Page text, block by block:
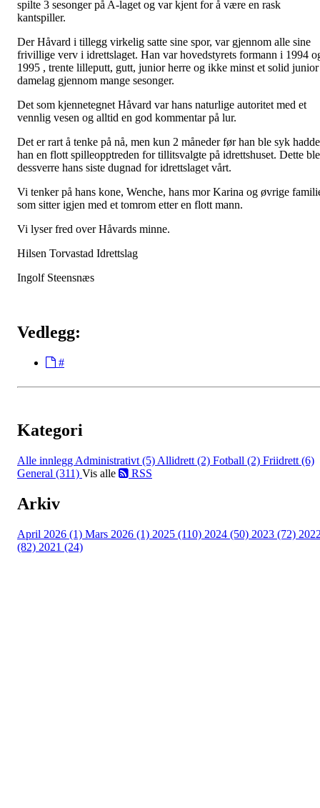
spilte 3 sesonger på A-laget og var kjent for å være en rask
kantspiller.
Der Håvard i tillegg virkelig satte sine spor, var gjennom alle sine
frivillige verv i idrettslaget. Han var hovedstyrets formann i 1994
1995 , trente lilleputt, gutt, junior herre og ikke minst et solid junior
damelag gjennom mange sesonger.
Det som kjennetegnet Håvard var hans naturlige autoritet med et
vennlig vesen og alltid en god kommentar på lur.
Det er rart å tenke på nå, men kun 2 måneder før han ble syk hadde
han en flott spilleopptreden for tillitsvalgte på idrettshuset. Dette ble
dessverre hans siste dugnad for idrettslaget vårt.
Vi tenker på hans kone, Wenche, hans mor Karina og øvrige
som sitter igjen med et tomrom etter en flott mann.
Vi lyser fred over Håvards minne.
Hilsen Torvastad Idrettslag
Ingolf Steensnæs
Vedlegg:
#
Kategori
Alle innlegg Administrativt (5) Allidrett (2) Fotball (2) Friidrett (6)
General (311) Vis alle RSS
Arkiv
April 2026 (1) Mars 2026 (1) 2025 (110) 2024 (50) 2023 (72)
(82) 2021 (24)